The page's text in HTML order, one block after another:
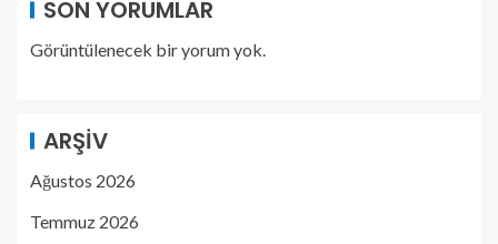
SON YORUMLAR
Görüntülenecek bir yorum yok.
ARŞIV
Ağustos 2026
Temmuz 2026